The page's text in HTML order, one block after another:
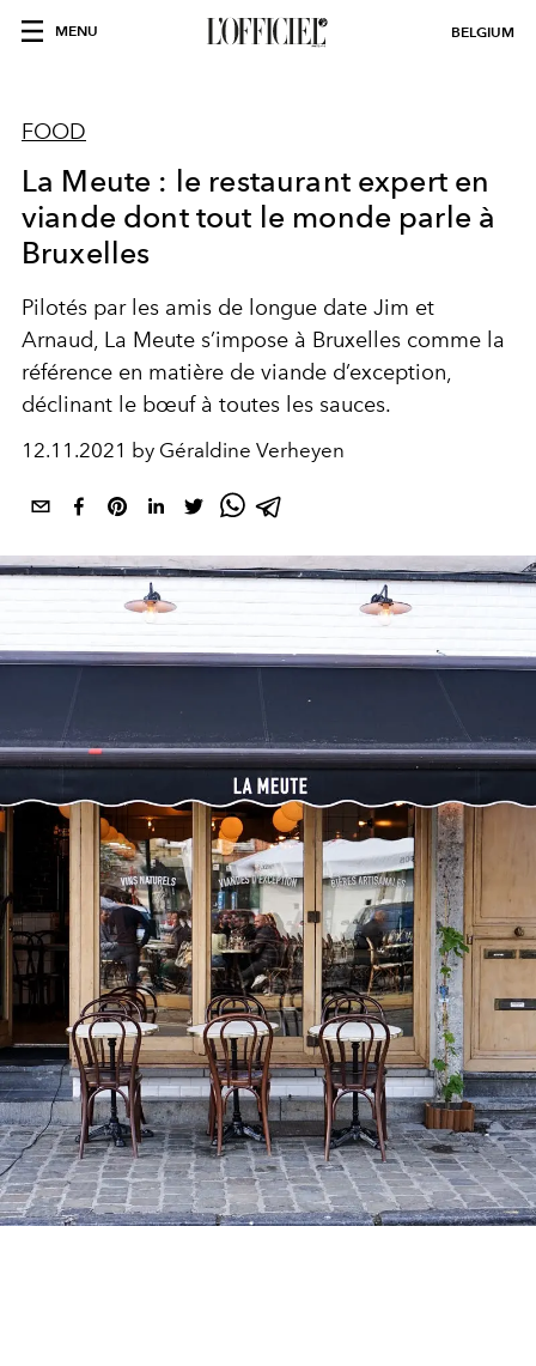
MENU BELGIUM
FOOD
La Meute : le restaurant expert en
viande dont tout le monde parle à
Bruxelles
Pilotés par les amis de longue date Jim et
Arnaud, La Meute s’impose à Bruxelles comme la
référence en matière de viande d’exception,
déclinant le bœuf à toutes les sauces.
12.11.2021 by Géraldine Verheyen